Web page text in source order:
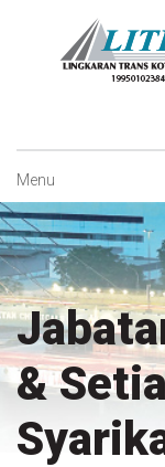
Menu
&